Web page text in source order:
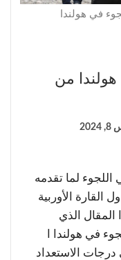
في هولندا
من
اللجوء لما تقدمه
القارة الأوربية
المقال الذي
في هولندا ا
الاستعداد